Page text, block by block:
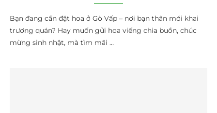
Bạn đang cần đặt hoa ở Gò Vấp – nơi bạn thân mới khai
trương quán? Hay muốn gửi hoa viếng chia buồn, chúc
mừng sinh nhật, mà tìm mãi …